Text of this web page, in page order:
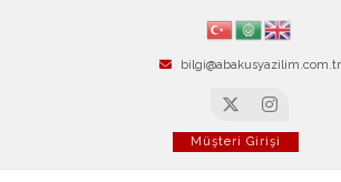
bilgi@abakusyazilim.com.tr
Müşteri Girişi